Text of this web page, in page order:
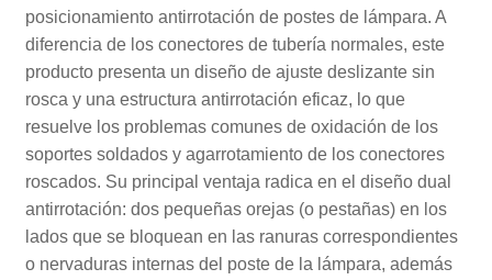
posicionamiento antirrotación de postes de lámpara. A
diferencia de los conectores de tubería normales, este
producto presenta un diseño de ajuste deslizante sin
rosca y una estructura antirrotación eficaz, lo que
resuelve los problemas comunes de oxidación de los
soportes soldados y agarrotamiento de los conectores
roscados. Su principal ventaja radica en el diseño dual
antirrotación: dos pequeñas orejas (o pestañas) en los
lados que se bloquean en las ranuras correspondientes
o nervaduras internas del poste de la lámpara, además